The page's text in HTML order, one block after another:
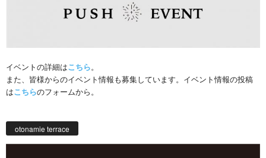
イベントの詳細はこちら。
また、皆様からのイベント情報も募集しています。イベント情報の投稿
はこちらのフォームから。
otonamie terrace